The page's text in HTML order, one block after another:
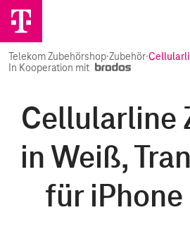
Telekom Zubehörshop·Zubehör·
In Kooperation mit
Cellularline
in Weiß,
für iPhone